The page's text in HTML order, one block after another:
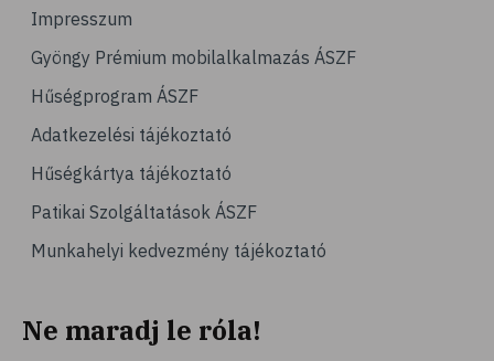
Impresszum
Gyöngy Prémium mobilalkalmazás ÁSZF
Hűségprogram ÁSZF
Adatkezelési tájékoztató
Hűségkártya tájékoztató
Patikai Szolgáltatások ÁSZF
Munkahelyi kedvezmény tájékoztató
Ne maradj le róla!